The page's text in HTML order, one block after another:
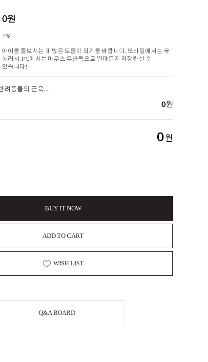
0원
1%
아이를 돌보시는 데 많은 도움이 되기를 바랍니다. 모바일에서는 꾹
눌러서, PC에서는 마우스 우클릭으로 얼마든지 저장하실 수
있습니다!
[아롬나옴] 노령 반려동물의 근육량 유지가 중요한 이유 (반려동물의 근육량 유지를 위한 가이드)
0원
0원
BUY IT NOW
ADD TO CART
WISH LIST
Q&A BOARD